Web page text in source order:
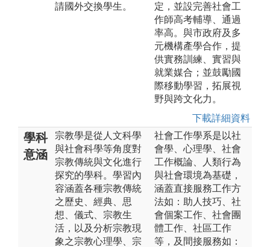
請國外交換學生。
定，並設完善社會工
作師高考輔導、通過
率高。與市政府及多
元機構產學合作，提
供實務訓練、實習與
就業媒合；並鼓勵國
際移動學習，拓展視
野與跨文化力。
下載詳細資料
學科
意涵
宗教學是從人文科學
與社會科學等角度對
宗教傳統與文化進行
探究的學科。學習內
容涵蓋各種宗教傳統
之歷史、經典、思
想、儀式、宗教生
活，以及分析宗教現
象之宗教心理學、宗
社會工作學系是以社
會學、心理學、社會
工作概論、人類行為
與社會環境為基礎，
涵蓋直接服務工作方
法如：助人技巧、社
會個案工作、社會團
體工作、社區工作
等，及間接服務如：